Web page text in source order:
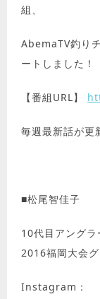
組、
AbemaTV釣り
ートしました！
【番組URL】
毎週最新話が更
■松尾智佳子
10代目アング
2016福岡大会グ
Instagram：